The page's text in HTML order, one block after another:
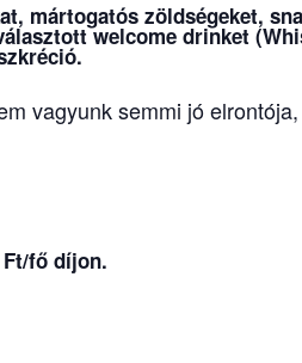
mártogatós zöldségeket,
welcome drinket
vagyunk semmi jó
fő díjon.